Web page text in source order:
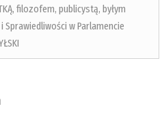
filozofem, publicystą, byłym
w Parlamencie